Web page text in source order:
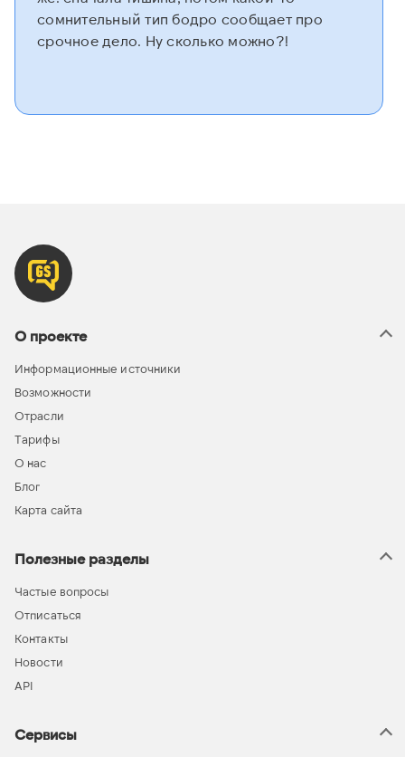
сомнительный тип бодро сообщает про
срочное дело. Ну сколько можно?!
О проекте
Информационные источники
Возможности
Отрасли
Тарифы
О нас
Блог
Карта сайта
Полезные разделы
Частые вопросы
Отписаться
Контакты
Новости
API
Сервисы